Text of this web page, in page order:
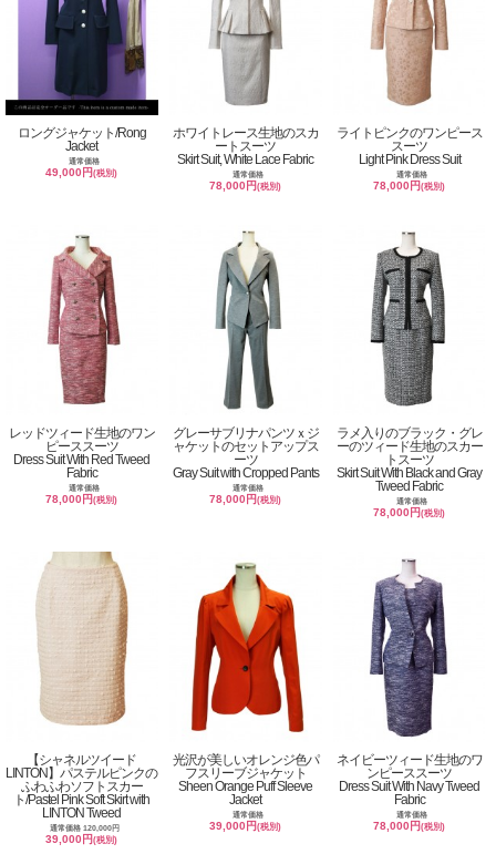
ロングジャケット/Rong
Jacket
通常価格
49,000円(税別)
ホワイトレース生地のスカ
ートスーツ
Skirt Suit, White Lace Fabric
通常価格
78,000円(税別)
ライトピンクのワンピース
スーツ
Light Pink Dress Suit
通常価格
78,000円(税別)
レッドツィード生地のワン
ピーススーツ
Dress Suit With Red Tweed
Fabric
通常価格
78,000円(税別)
グレーサブリナパンツｘジ
ャケットのセットアップス
ーツ
Gray Suit with Cropped Pants
通常価格
78,000円(税別)
ラメ入りのブラック・グレ
ーのツィード生地のスカー
トスーツ
Skirt Suit With Black and Gray
Tweed Fabric
通常価格
78,000円(税別)
【シャネルツイード
LINTON】パステルピンクの
ふわふわソフトスカー
ト/Pastel Pink Soft Skirt with
LINTON Tweed
通常価格 120,000円
39,000円(税別)
光沢が美しいオレンジ色パ
フスリーブジャケット
Sheen Orange Puff Sleeve
Jacket
通常価格
39,000円(税別)
ネイビーツィード生地のワ
ンピーススーツ
Dress Suit With Navy Tweed
Fabric
通常価格
78,000円(税別)